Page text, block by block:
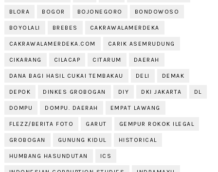
BLORA BOGOR BOJONEGORO BONDOWOSO
BOYOLALI BREBES CAKRAWALAMERDEKA
CAKRAWALAMERDEKA.COM CARIK ASEMRUDUNG
CIKARANG CILACAP CITARUM DAERAH
DANA BAGI HASIL CUKAI TEMBAKAU DELI DEMAK
DEPOK DINKES GROBOGAN DIY DKI JAKARTA DL
DOMPU DOMPU. DAERAH EMPAT LAWANG
FLEZZ/BERITA FOTO GARUT GEMPUR ROKOK ILEGAL
GROBOGAN GUNUNG KIDUL HISTORICAL
HUMBANG HASUNDUTAN ICS